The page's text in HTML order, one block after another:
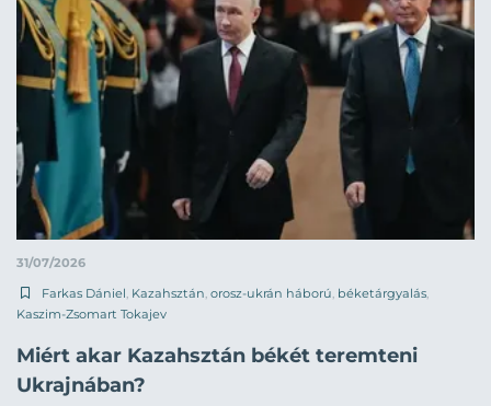
31/07/2026
Farkas Dániel, Kazahsztán, orosz-ukrán háború, béketárgyalás,
Kaszim-Zsomart Tokajev
Miért akar Kazahsztán békét teremteni
Ukrajnában?